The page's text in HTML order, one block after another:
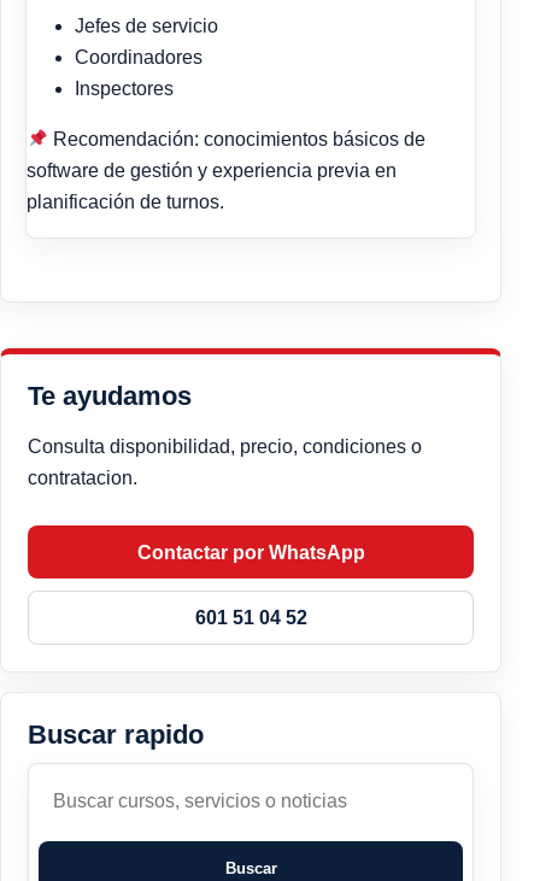
Jefes de servicio
Coordinadores
Inspectores
Recomendación: conocimientos básicos de
software de gestión y experiencia previa en
planificación de turnos.
Te ayudamos
Consulta disponibilidad, precio, condiciones o
contratacion.
Contactar por WhatsApp
601 51 04 52
Buscar rapido
Buscar